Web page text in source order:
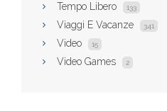
Tempo Libero 133
Viaggi E Vacanze 341
Video 15
Video Games 2